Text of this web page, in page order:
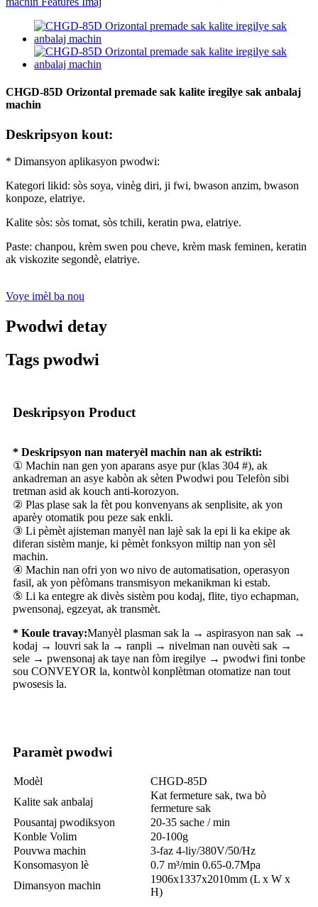
CHGD-85D Orizontal premade sak kalite iregilye sak anbalaj
machin
Deskripsyon kout:
* Dimansyon aplikasyon pwodwi:
Kategori likid: sòs soya, vinèg diri, ji fwi, bwason anzim, bwason
konpoze, elatriye.
Kalite sòs: sòs tomat, sòs tchili, keratin pwa, elatriye.
Paste: chanpou, krèm swen pou cheve, krèm mask feminen, keratin
ak viskozite segondè, elatriye.
Voye imèl ba nou
Pwodwi detay
Tags pwodwi
Deskripsyon Product
* Deskripsyon nan materyèl machin nan ak estrikti:
① Machin nan gen yon aparans asye pur (klas 304 #), ak
ankadreman an asye kabòn ak sèten Pwodwi pou Telefòn sibi
tretman asid ak kouch anti-korozyon.
② Plas plase sak la fèt pou konvenyans ak senplisite, ak yon
aparèy otomatik pou peze sak enkli.
③ Li pèmèt ajisteman manyèl nan lajè sak la epi li ka ekipe ak
diferan sistèm manje, ki pèmèt fonksyon miltip nan yon sèl
machin.
④ Machin nan ofri yon wo nivo de automatisation, operasyon
fasil, ak yon pèfòmans transmisyon mekanikman ki estab.
⑤ Li ka entegre ak divès sistèm pou kodaj, flite, tiyo echapman,
pwensonaj, egzeyat, ak transmèt.
* Koule travay:Manyèl plasman sak la → aspirasyon nan sak →
kodaj → louvri sak la → ranpli → nivelman nan ouvèti sak →
sele → pwensonaj ak taye nan fòm iregilye → pwodwi fini tonbe
sou CONVEYOR la, kontwòl konplètman otomatize nan tout
pwosesis la.
Paramèt pwodwi
Modèl
CHGD-85D
Kalite sak anbalaj
Kat fermeture sak, twa bò
fermeture sak
Pousantaj pwodiksyon
20-35 sache / min
Konble Volim
20-100g
Pouvwa machin
3-faz 4-liy/380V/50/Hz
Konsomasyon lè
0.7 m³/min 0.65-0.7Mpa
Dimansyon machin
1906x1337x2010mm (L x W x
H)